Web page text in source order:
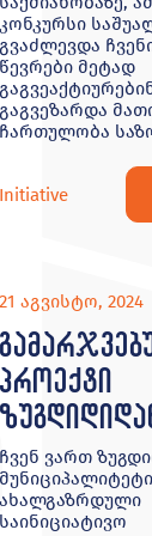
კონკურსი
გვაძლევდა
წევრები მეტად
გაგვეზარდა
ჩართულობა
21 აგვისტო, 2024
პროექტი
ჩვენ ვართ
ახალგაზრდული
საინიციატივო